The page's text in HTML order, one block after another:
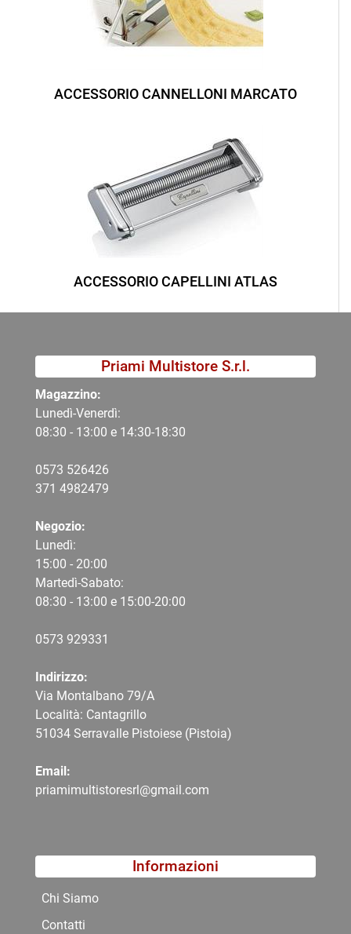
ACCESSORIO CANNELLONI MARCATO
ACCESSORIO CAPELLINI ATLAS
Priami Multistore S.r.l.
Magazzino:
Lunedì-Venerdì:
08:30 - 13:00 e 14:30-18:30
0573 526426
371 4982479
Negozio:
Lunedì:
15:00 - 20:00
Martedì-Sabato:
08:30 - 13:00 e 15:00-20:00
0573 929331
Indirizzo:
Via Montalbano 79/A
Località: Cantagrillo
51034 Serravalle Pistoiese (Pistoia)
Email:
priamimultistoresrl@gmail.com
Informazioni
Chi Siamo
Contatti